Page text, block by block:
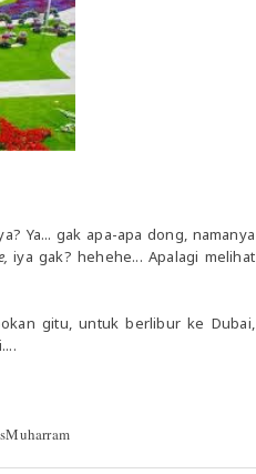
Ya... gak apa-apa dong, namanya
iya gak? hehehe... Apalagi melihat
gitu, untuk berlibur ke Dubai,